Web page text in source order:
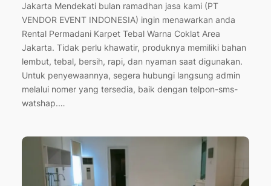
Jakarta Mendekati bulan ramadhan jasa kami (PT
VENDOR EVENT INDONESIA) ingin menawarkan anda
Rental Permadani Karpet Tebal Warna Coklat Area
Jakarta. Tidak perlu khawatir, produknya memiliki bahan
lembut, tebal, bersih, rapi, dan nyaman saat digunakan.
Untuk penyewaannya, segera hubungi langsung admin
melalui nomer yang tersedia, baik dengan telpon-sms-
watshap.…